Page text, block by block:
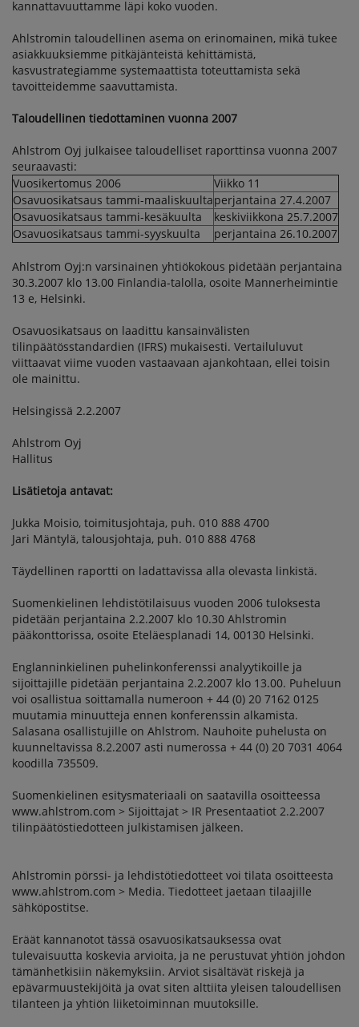
kannattavuuttamme läpi koko vuoden.
Ahlstromin taloudellinen asema on erinomainen, mikä tukee
asiakkuuksiemme pitkäjänteistä kehittämistä,
kasvustrategiamme systemaattista toteuttamista sekä
tavoitteidemme saavuttamista.
Taloudellinen tiedottaminen vuonna 2007
Ahlstrom Oyj julkaisee taloudelliset raporttinsa vuonna 2007
seuraavasti:
Vuosikertomus 2006
Viikko 11
Osavuosikatsaus tammi-maaliskuultaperjantaina 27.4.2007
Osavuosikatsaus tammi-kesäkuulta
keskiviikkona 25.7.2007
Osavuosikatsaus tammi-syyskuulta
perjantaina 26.10.2007
Ahlstrom Oyj:n varsinainen yhtiökokous pidetään perjantaina
30.3.2007 klo 13.00 Finlandia-talolla, osoite Mannerheimintie
13 e, Helsinki.
Osavuosikatsaus on laadittu kansainvälisten
tilinpäätösstandardien (IFRS) mukaisesti. Vertailuluvut
viittaavat viime vuoden vastaavaan ajankohtaan, ellei toisin
ole mainittu.
Helsingissä 2.2.2007
Ahlstrom Oyj
Hallitus
Lisätietoja antavat:
Jukka Moisio, toimitusjohtaja, puh. 010 888 4700
Jari Mäntylä, talousjohtaja, puh. 010 888 4768
Täydellinen raportti on ladattavissa alla olevasta linkistä.
Suomenkielinen lehdistötilaisuus vuoden 2006 tuloksesta
pidetään perjantaina 2.2.2007 klo 10.30 Ahlstromin
pääkonttorissa, osoite Eteläesplanadi 14, 00130 Helsinki.
Englanninkielinen puhelinkonferenssi analyytikoille ja
sijoittajille pidetään perjantaina 2.2.2007 klo 13.00. Puheluun
voi osallistua soittamalla numeroon + 44 (0) 20 7162 0125
muutamia minuutteja ennen konferenssin alkamista.
Salasana osallistujille on Ahlstrom. Nauhoite puhelusta on
kuunneltavissa 8.2.2007 asti numerossa + 44 (0) 20 7031 4064
koodilla 735509.
Suomenkielinen esitysmateriaali on saatavilla osoitteessa
www.ahlstrom.com > Sijoittajat > IR Presentaatiot 2.2.2007
tilinpäätöstiedotteen julkistamisen jälkeen.
Ahlstromin pörssi- ja lehdistötiedotteet voi tilata osoitteesta
www.ahlstrom.com > Media. Tiedotteet jaetaan tilaajille
sähköpostitse.
Eräät kannanotot tässä osavuosikatsauksessa ovat
tulevaisuutta koskevia arvioita, ja ne perustuvat yhtiön johdon
tämänhetkisiin näkemyksiin. Arviot sisältävät riskejä ja
epävarmuustekijöitä ja ovat siten alttiita yleisen taloudellisen
tilanteen ja yhtiön liiketoiminnan muutoksille.